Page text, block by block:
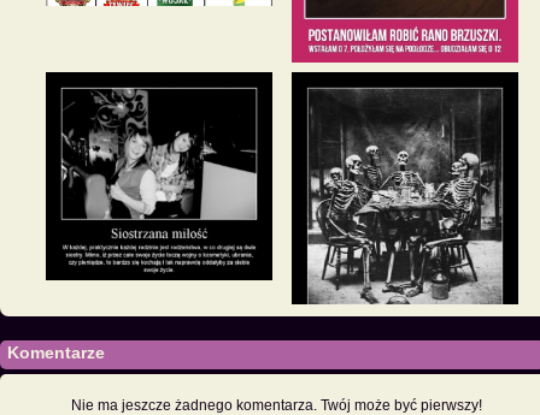
Komentarze
Nie ma jeszcze żadnego komentarza. Twój może być pierwszy!